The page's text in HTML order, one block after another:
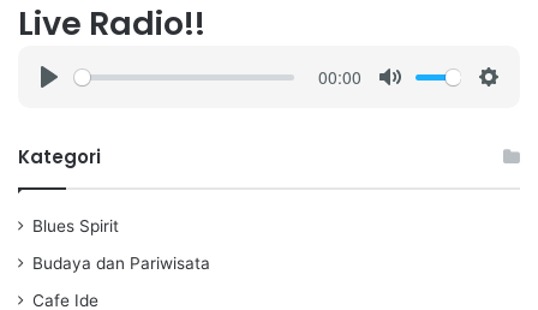
Live Radio!!
a
00:00
Kategori
Blues Spirit
Budaya dan Pariwisata
Cafe Ide